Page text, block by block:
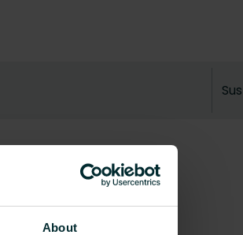
About
Sus